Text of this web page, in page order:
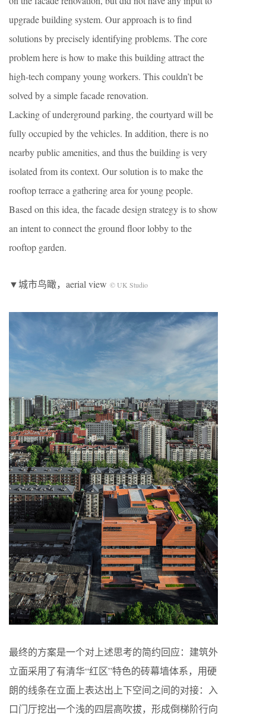
upgrade building system. Our approach is to find
solutions by precisely identifying problems. The core
problem here is how to make this building attract the
high-tech company young workers. This couldn’t be
solved by a simple facade renovation.
Lacking of underground parking, the courtyard will be
fully occupied by the vehicles. In addition, there is no
nearby public amenities, and thus the building is very
isolated from its context. Our solution is to make the
rooftop terrace a gathering area for young people.
Based on this idea, the facade design strategy is to show
an intent to connect the ground floor lobby to the
rooftop garden.
▼城市鸟瞰，aerial view © UK Studio
最终的方案是一个对上述思考的简约回应：建筑外
立面采用了有清华“红区”特色的砖幕墙体系，用硬
朗的线条在立面上表达出上下空间之间的对接：入
口门厅挖出一个浅的四层高吹拔，形成倒梯阶行向